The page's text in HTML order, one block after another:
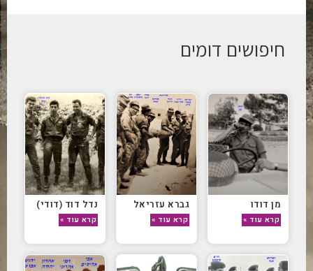
חיפושים דומים
מן דודו
קרא עוד »
גברא עזריאל
קרא עוד »
נדל דוד (דודי)
קרא עוד »